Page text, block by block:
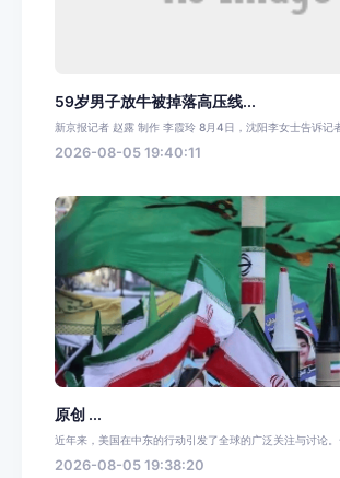
59岁男子放牛被掉落高压线...
新京报记者 赵露 制作 李霞玲 8月4日，沈阳李女士告诉记
2026-08-05 19:40:11
原创 ...
近年来，美国在中东的行动引发了全球的广泛关注与讨论
2026-08-05 19:38:20